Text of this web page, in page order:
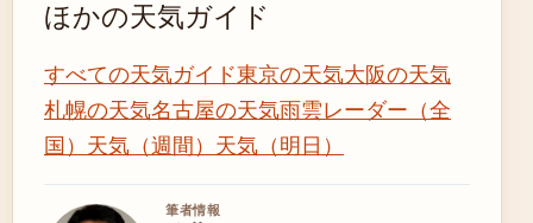
ほかの天気ガイド
すべての天気ガイド東京の天気大阪の天気
札幌の天気名古屋の天気雨雲レーダー（全
国） 天気（週間） 天気（明日）
筆者情報